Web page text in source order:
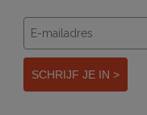
SCHRIJF JE IN >